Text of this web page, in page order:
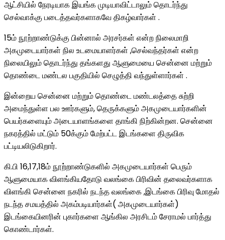
ஆட்சியில் நேரடியாக இயங்க முடியாவிட்டாலும் தொடர்ந்து
செல்வாக்கு படைத்தவர்களாகவே திகழ்வார்கள் .
15ம் நூற்றாண்டுக்கு பின்னால் அரசர்கள் என்ற நிலைமாறி
அகமுடையார்கள் நில உடமையாளர்கள் ,செல்வந்தர்கள் என்ற
நிலையிலும் தொடர்ந்து தங்களது ஆளுமையை சென்னை மற்றும்
தொண்டை மண்டல பகுதியில் செழுத்தி வந்துள்ளார்கள் .
இன்றைய சென்னை மற்றும் தொண்டை மண்டலத்தை சுற்றி
அமைந்துள்ள பல ஊர்களும், தெருக்களும் அகமுடையார்களின்
பெயர்களையும் அடையாளங்களை தாங்கி நிற்கின்றன. சென்னை
நகரத்தில் மட்டும் 50க்கும் மேற்பட்ட இடங்களை திருவிக
பட்டியலிடுகிறார்.
கி.பி 16,17,18ம் நூற்றாண்டுகளில் அகமுடையார்கள் பெரும்
ஆளுமையாக விளங்கியதோடு வலங்கை பிரிவின் தலைவர்களாக
விளங்கி சென்னை நகரில் நடந்த வலங்கை ,இடங்கை பிரிவு மோதல்
நடந்த சமயத்தில் அகம்படியார்கள்( அகமுடையார்கள்)
இடங்கையினரின் புகார்களை ஆங்கில அரசிடம் சேராமல் பார்த்து
கொண்டார்கள்.